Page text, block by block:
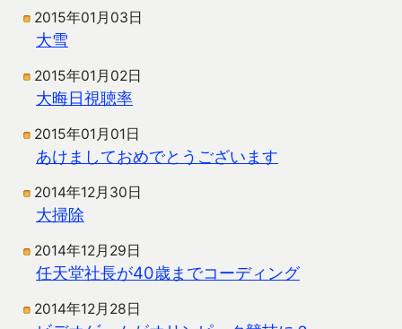
2015年01月03日
大雪
2015年01月02日
大晦日視聴率
2015年01月01日
あけましておめでとうございます
2014年12月30日
大掃除
2014年12月29日
任天堂社長が40歳までコーディング
2014年12月28日